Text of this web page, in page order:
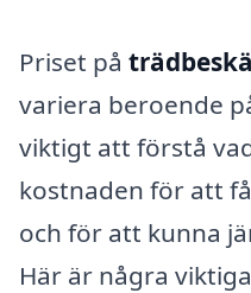
Priset på
variera beroende
viktigt att förstå
kostnaden för att
och för att kunna
Här är några